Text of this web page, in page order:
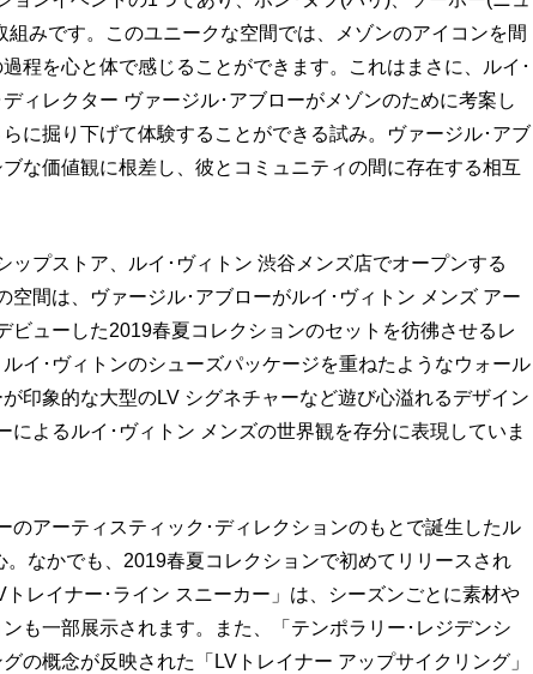
みです。このユニークな空間では、メゾンのアイコンを間
程を心と体で感じることができます。これはまさに、ルイ･
ィレクター ヴァージル･アブローがメゾンのために考案し
に掘り下げて体験することができる試み。ヴァージル･アブ
な価値観に根差し、彼とコミュニティの間に存在する相互
ップストア、ルイ･ヴィトン 渋谷メンズ店でオープンする
空間は、ヴァージル･アブローがルイ･ヴィトン メンズ アー
ビューした2019春夏コレクションのセットを彷彿させるレ
イ･ヴィトンのシューズパッケージを重ねたようなウォール
印象的な大型のLV シグネチャーなど遊び心溢れるデザイン
によるルイ･ヴィトン メンズの世界観を存分に表現していま
のアーティスティック･ディレクションのもとで誕生したル
なかでも、2019春夏コレクションで初めてリリースされ
レイナー･ライン スニーカー」は、シーズンごとに素材や
も一部展示されます。また、「テンポラリー･レジデンシ
の概念が反映された「LVトレイナー アップサイクリング」